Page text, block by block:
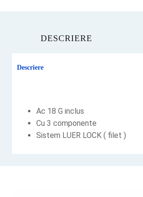
DESCRIERE
Descriere
Ac 18 G inclus
Cu 3 componente
Sistem LUER LOCK ( filet )